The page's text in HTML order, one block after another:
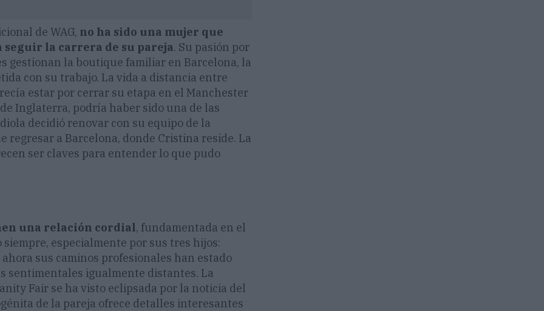
de WAG, no ha sido una mujer que
la carrera de su pareja. Su pasión por
gestionan la boutique familiar en Barcelona, la
con su trabajo. La vida a distancia entre
estar por cerrar su etapa en el Manchester
Inglaterra, podría haber sido una de las
decidió renovar con su equipo de la
regresar a Barcelona, donde Cristina reside. La
ser claves para entender lo que pudo
una relación cordial, fundamentada en el
especialmente por sus tres hijos:
sus caminos profesionales han estado
sentimentales igualmente distantes. La
Fair se ha visto eclipsada por la noticia del
de la pareja ofrece detalles interesantes